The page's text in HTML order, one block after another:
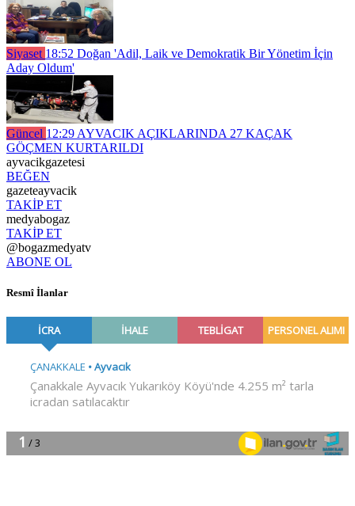
Siyaset 18:52 Doğan 'Adil, Laik ve Demokratik Bir Yönetim İçin
Aday Oldum'
Güncel 12:29 AYVACIK AÇIKLARINDA 27 KAÇAK
GÖÇMEN KURTARILDI
ayvacikgazetesi
BEĞEN
gazeteayvacik
TAKİP ET
medyabogaz
TAKİP ET
@bogazmedyatv
ABONE OL
Resmî İlanlar